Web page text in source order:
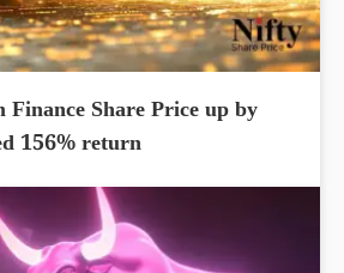
Finance Share Price up by
156% return